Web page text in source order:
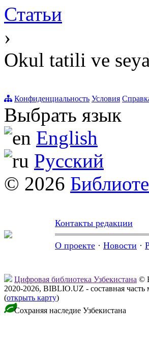
Статьи
›
Okul tatili ve
Конфиденциальность Условия
Выбрать язык
English
Русский
© 2026
Контакты редакции
О проекте · Новости ·
Цифровая библиотека Узбекистана ©
2020-2026, BIBLIO.UZ - составная
(открыть карту)
Сохраняя наследие Узбекистана